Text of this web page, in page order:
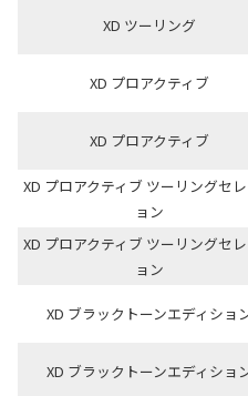
XD ツーリング
XD プロアクティブ
XD プロアクティブ
XD プロアクティブ ツーリングセ
ョン
XD プロアクティブ ツーリングセ
ョン
XD ブラックトーンエディショ
XD ブラックトーンエディショ